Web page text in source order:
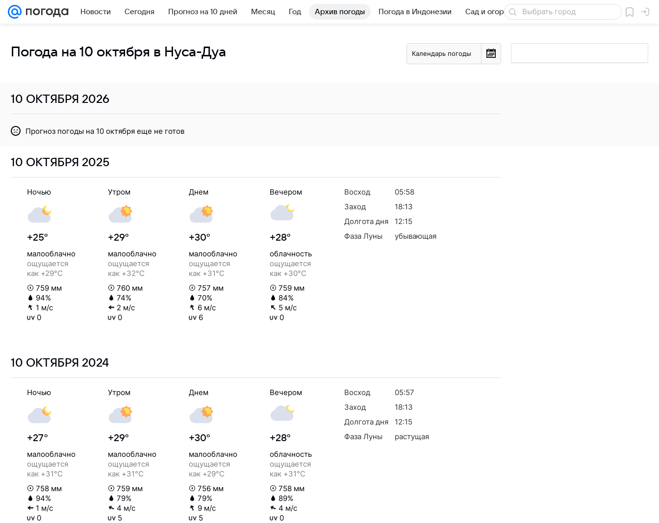
Новости Сегодня Прогноз на 10 дней Месяц Год Архив погоды Погода в Индонезии Сад и огород Товары для дачи
Погода на 10 октября в Нуса-Дуа Календарь погоды
10 ОКТЯБРЯ 2026
Прогноз погоды на 10 октября еще не готов
10 ОКТЯБРЯ 2025
Ночью
+25°
малооблачно
ощущается
как +29°C
759 мм
94%
1 м/с
0
Утром
+29°
малооблачно
ощущается
как +32°C
760 мм
74%
2 м/с
0
Днем
+30°
малооблачно
ощущается
как +31°C
757 мм
70%
6 м/с
6
Вечером
+28°
облачность
ощущается
как +30°C
759 мм
84%
5 м/с
0
Восход
05:58
Заход
18:13
Долгота дня
12:15
Фаза Луны
убывающая
10 ОКТЯБРЯ 2024
Ночью
+27°
малооблачно
ощущается
как +31°C
758 мм
94%
1 м/с
0
Утром
+29°
малооблачно
ощущается
как +31°C
759 мм
79%
4 м/с
5
Днем
+30°
малооблачно
ощущается
как +29°C
756 мм
79%
9 м/с
5
Вечером
+28°
облачность
ощущается
как +31°C
758 мм
89%
4 м/с
0
Восход
05:57
Заход
18:13
Долгота дня
12:15
Фаза Луны
растущая